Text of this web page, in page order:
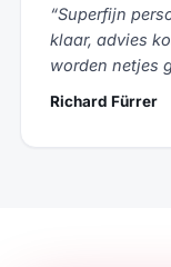
“Superfijn
klaar, advies
worden netjes
Richard Fürrer